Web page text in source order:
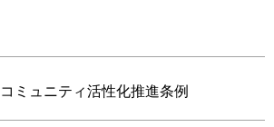
ミュニティ活性化推進条例